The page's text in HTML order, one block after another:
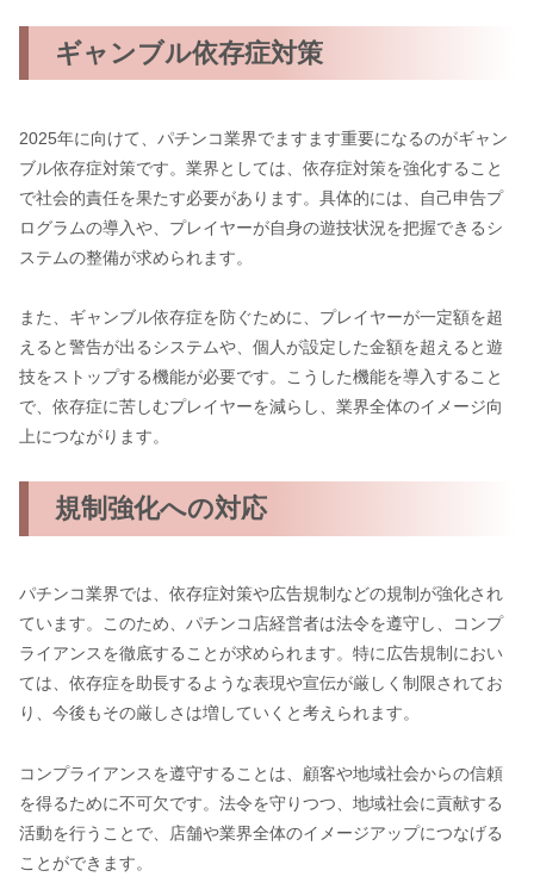
ギャンブル依存症対策
2025年に向けて、パチンコ業界でますます重要になるのがギャン
ブル依存症対策です。業界としては、依存症対策を強化すること
で社会的責任を果たす必要があります。具体的には、自己申告プ
ログラムの導入や、プレイヤーが自身の遊技状況を把握できるシ
ステムの整備が求められます。
また、ギャンブル依存症を防ぐために、プレイヤーが一定額を超
えると警告が出るシステムや、個人が設定した金額を超えると遊
技をストップする機能が必要です。こうした機能を導入すること
で、依存症に苦しむプレイヤーを減らし、業界全体のイメージ向
上につながります。
規制強化への対応
パチンコ業界では、依存症対策や広告規制などの規制が強化され
ています。このため、パチンコ店経営者は法令を遵守し、コンプ
ライアンスを徹底することが求められます。特に広告規制におい
ては、依存症を助長するような表現や宣伝が厳しく制限されてお
り、今後もその厳しさは増していくと考えられます。
コンプライアンスを遵守することは、顧客や地域社会からの信頼
を得るために不可欠です。法令を守りつつ、地域社会に貢献する
活動を行うことで、店舗や業界全体のイメージアップにつなげる
ことができます。